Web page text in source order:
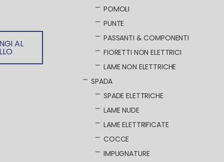
AL
POMOLI
PUNTE
PASSANTI & COMPONENTI
FIORETTI NON ELETTRICI
LAME NON ELETTRICHE
SPADA
SPADE ELETTRICHE
LAME NUDE
LAME ELETTRIFICATE
COCCE
IMPUGNATURE